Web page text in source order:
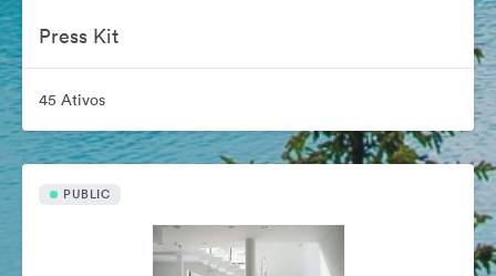
Press Kit
45 Ativos
PUBLIC